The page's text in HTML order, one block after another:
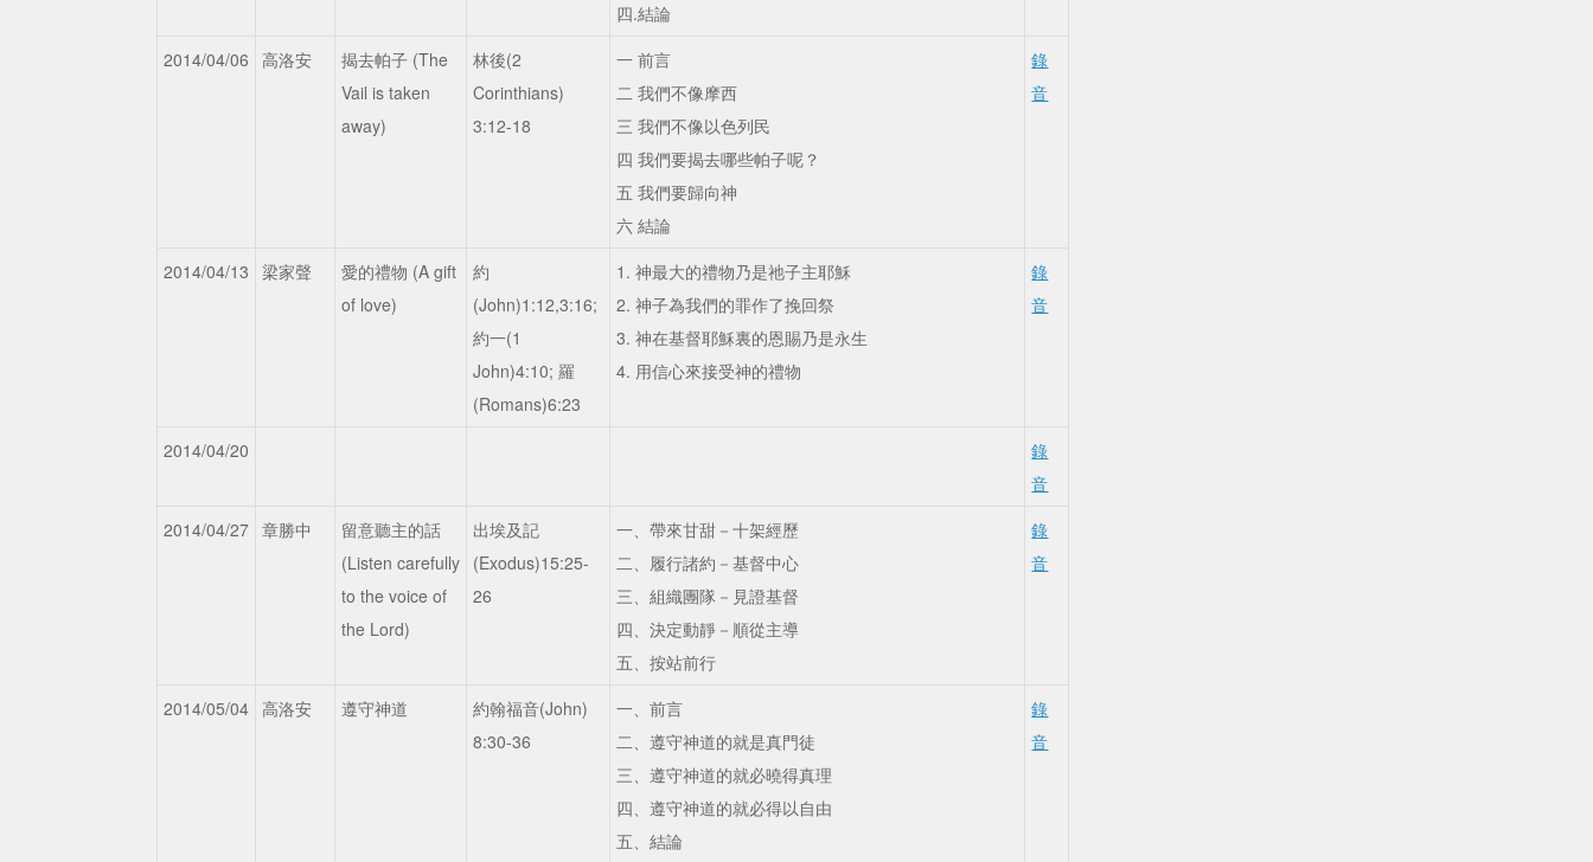
四.結論
2014/04/06 高洛安
揭去帕子 (The
Vail is taken
away)
林後(2
Corinthians)
3:12-18
一 前言
二 我們不像摩西
三 我們不像以色列民
四 我們要揭去哪些帕子呢？
五 我們要歸向神
六 結論
錄
音
2014/04/13 梁家聲
愛的禮物 (A gift
of love)
約
(John)1:12,3:16;
約一(1
John)4:10; 羅
(Romans)6:23
1. 神最大的禮物乃是祂子主耶穌
2. 神子為我們的罪作了挽回祭
3. 神在基督耶穌裏的恩賜乃是永生
4. 用信心來接受神的禮物
錄
音
2014/04/20
錄
音
2014/04/27 章勝中
留意聽主的話
(Listen carefully
to the voice of
the Lord)
出埃及記
(Exodus)15:25-
26
一、帶來甘甜－十架經歷
二、履行諸約－基督中心
三、組織團隊－見證基督
四、決定動靜－順從主導
五、按站前行
錄
音
2014/05/04 高洛安 遵守神道
約翰福音(John)
8:30-36
一、前言
二、遵守神道的就是真門徒
三、遵守神道的就必曉得真理
四、遵守神道的就必得以自由
五、結論
錄
音